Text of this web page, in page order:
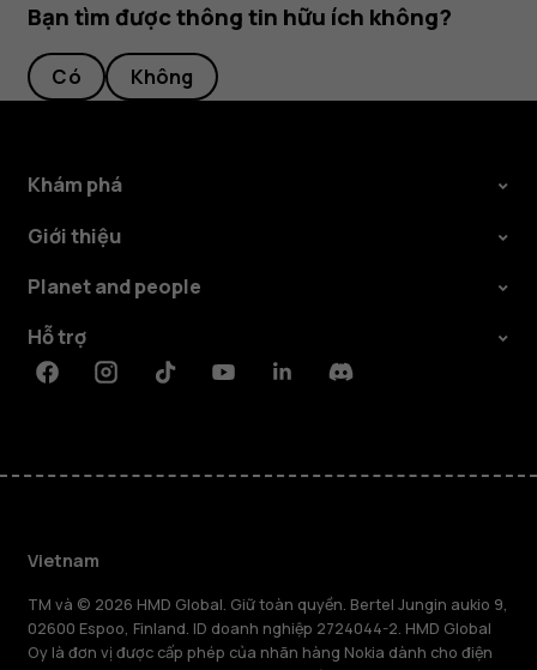
Bạn tìm được thông tin hữu ích không?
Có Không
Khám phá
Giới thiệu
Planet and people
Hỗ trợ
FacebookInstagramTiktokYoutubeLinkedinDiscord
Vietnam
TM và © 2026 HMD Global. Giữ toàn quyền. Bertel Jungin aukio 9,
02600 Espoo, Finland. ID doanh nghiệp 2724044-2. HMD Global
Oy là đơn vị được cấp phép của nhãn hàng Nokia dành cho điện